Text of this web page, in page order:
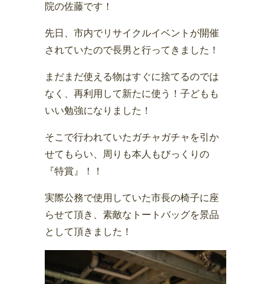
院の佐藤です！
先日、市内でリサイクルイベントが開催
されていたので長男と行ってきました！
まだまだ使える物はすぐに捨てるのでは
なく、再利用して新たに使う！子どもも
いい勉強になりました！
そこで行われていたガチャガチャを引か
せてもらい、周りも本人もびっくりの
『特賞』！！
実際公務で使用していた市長の椅子に座
らせて頂き、素敵なトートバッグを景品
として頂きました！